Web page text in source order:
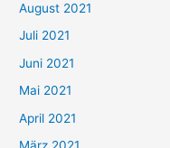
n
a
c
h
:
August 2021
Juli 2021
Juni 2021
Mai 2021
April 2021